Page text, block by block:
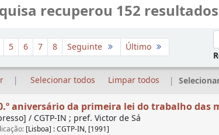
recuperou 152
5 6 7 8 Seguinte Último
Selecionar todos Limpar todos
aniversário da primeira lei do trabalho das
/ CGTP-IN ; pref. Victor de Sá
[Lisboa] : CGTP-IN, [1991]